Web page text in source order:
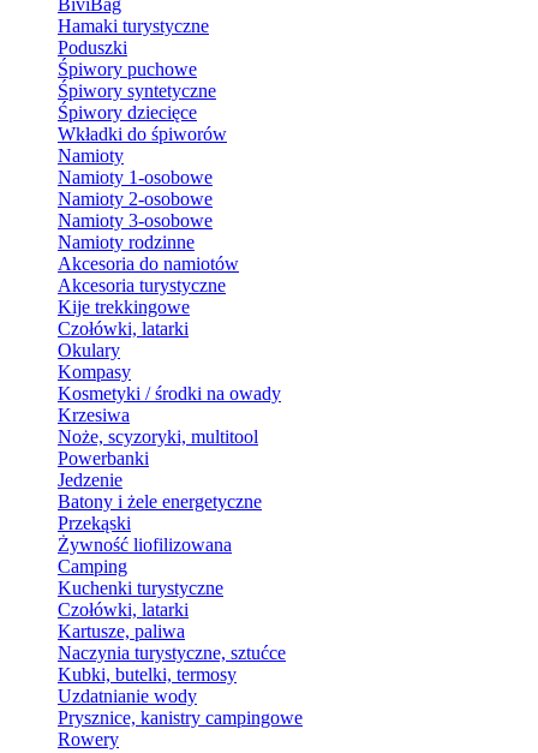
BiviBag
Hamaki turystyczne
Poduszki
Śpiwory puchowe
Śpiwory syntetyczne
Śpiwory dziecięce
Wkładki do śpiworów
Namioty
Namioty 1-osobowe
Namioty 2-osobowe
Namioty 3-osobowe
Namioty rodzinne
Akcesoria do namiotów
Akcesoria turystyczne
Kije trekkingowe
Czołówki, latarki
Okulary
Kompasy
Kosmetyki / środki na owady
Krzesiwa
Noże, scyzoryki, multitool
Powerbanki
Jedzenie
Batony i żele energetyczne
Przekąski
Żywność liofilizowana
Camping
Kuchenki turystyczne
Czołówki, latarki
Kartusze, paliwa
Naczynia turystyczne, sztućce
Kubki, butelki, termosy
Uzdatnianie wody
Prysznice, kanistry campingowe
Rowery